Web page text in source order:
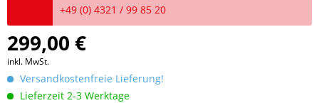
+49 (0) 4321 / 99 85 20
299,00 €
inkl. MwSt.
Versandkostenfreie Lieferung!
Lieferzeit 2-3 Werktage